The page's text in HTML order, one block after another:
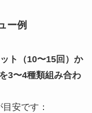
ー例
ト（10〜15回）か
3〜4種類組み合わ
安です：